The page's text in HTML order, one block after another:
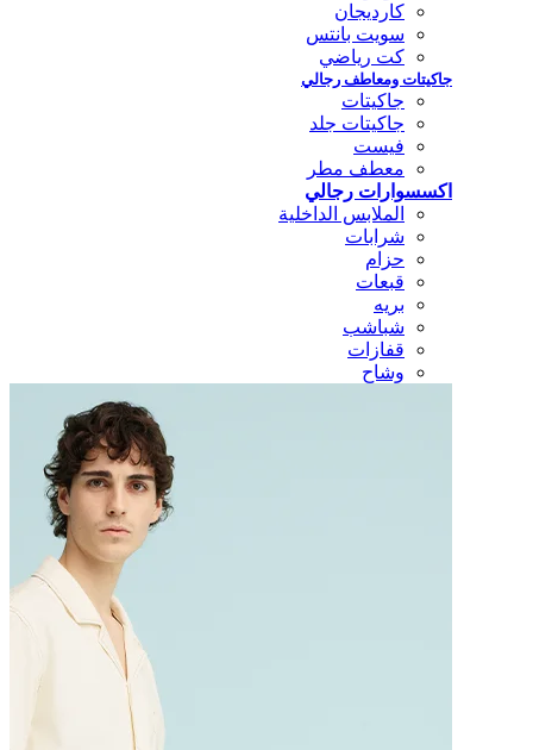
كارديجان
سويت بانتس
كت رياضي
جاكيتات ومعاطف رجالي
جاكيتات
جاكيتات جلد
فيست
معطف مطر
اكسسوارات رجالي
الملابس الداخلية
شرابات
حزام
قبعات
بريه
شباشب
قفازات
وشاح